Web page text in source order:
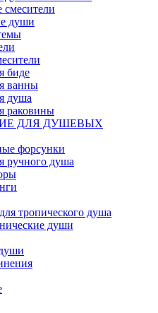
смесители
души
биде
ванны
душа
раковины
ДЛЯ ДУШЕВЫХ
форсунки
ручного душа
тропического душа
души